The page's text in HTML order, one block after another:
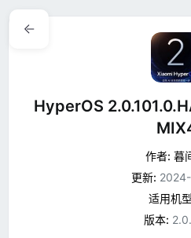
HyperOS
作者: 暮
更新:
适用机型
版本: